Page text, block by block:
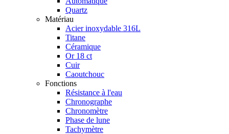
Quartz
Matériau
Acier inoxydable 316L
Titane
Céramique
Or 18 ct
Cuir
Caoutchouc
Fonctions
Résistance à l'eau
Chronographe
Chronomètre
Phase de lune
Tachymètre